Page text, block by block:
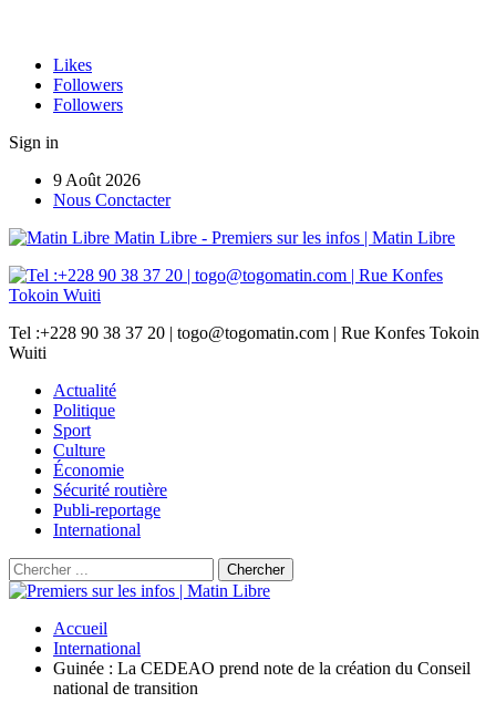
Likes
Followers
Followers
Sign in
9 Août 2026
Nous Conctacter
Matin Libre - Premiers sur les infos | Matin Libre
Tel :+228 90 38 37 20 | togo@togomatin.com | Rue Konfes Tokoin
Wuiti
Actualité
Politique
Sport
Culture
Économie
Sécurité routière
Publi-reportage
International
Accueil
International
Guinée : La CEDEAO prend note de la création du Conseil
national de transition